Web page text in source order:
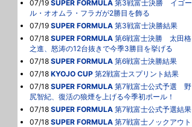
07/19 SUPER FORMULA 第3戦富士決勝 イゴー
ル・オオムラ・フラガが2勝目を飾る
07/19 SUPER FORMULA 第3戦富士決勝結果
07/18 SUPER FORMULA 第6戦富士決勝 太田格
之進、怒涛の12台抜きで今季3勝目を挙げる
07/18 SUPER FORMULA 第6戦富士決勝結果
07/18 KYOJO CUP 第2戦富士スプリント結果
07/18 SUPER FORMULA 第7戦富士公式予選 野
尻智紀、復活の狼煙を上げる今季初ポール！
07/18 SUPER FORMULA 第7戦富士公式予選結果
07/18 SUPER FORMULA 第7戦富士ノックアウト